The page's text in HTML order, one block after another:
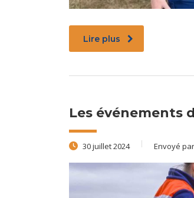
Lire plus
Les événements
30 juillet 2024 Envoyé